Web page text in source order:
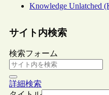
Knowledge Unlatched
サイト内検索
検索フォーム
詳細検索